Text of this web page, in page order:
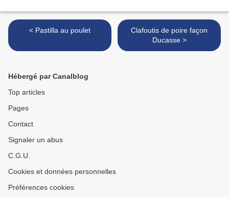
< Pastilla au poulet
Clafoutis de poire façon
Ducasse >
Hébergé par Canalblog
Top articles
Pages
Contact
Signaler un abus
C.G.U.
Cookies et données personnelles
Préférences cookies